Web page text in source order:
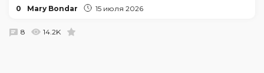
0 Mary Bondar 15 июля 2026
8 14.2K